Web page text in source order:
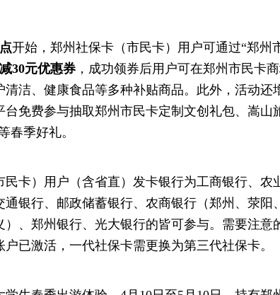
开始，郑州社保卡（市民卡）用户可通过“郑州
30元优惠券，成功领券后用户可在郑州市民卡
洁、健康食品等多种补贴商品。此外，活动还
台免费参与抽取郑州市民卡定制文创礼包、嵩山
春季好礼。
卡）用户（含省直）发卡银行为工商银行、农
银行、邮政储蓄银行、农商银行（郑州、荥阳
）、郑州银行、光大银行的皆可参与。需要注意
已激活，一代社保卡需更换为第三代社保卡。